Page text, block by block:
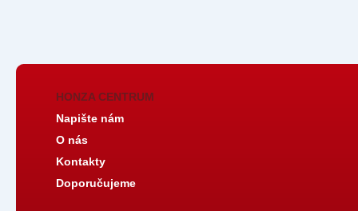
HONZA CENTRUM
Napište nám
O nás
Kontakty
Doporučujeme